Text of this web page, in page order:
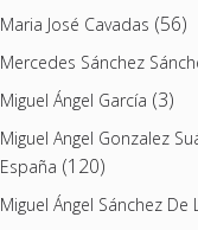
Maria José Cavadas (56)
Mercedes Sánchez
Miguel Ángel García (3)
Miguel Angel Gonzalez
España (120)
Miguel Ángel Sánchez